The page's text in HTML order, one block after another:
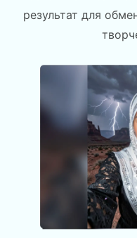
результат для